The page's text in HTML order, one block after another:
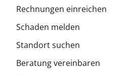
Rechnungen einreichen
Schaden melden
Standort suchen
Beratung vereinbaren